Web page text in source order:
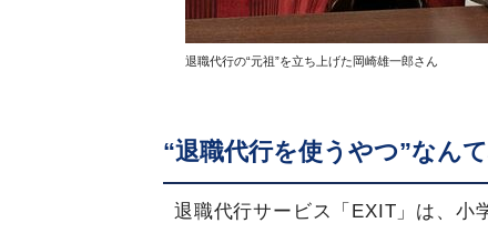
退職代行の“元祖”を立ち上げた岡崎雄一郎さん
“退職代行を使うやつ”なん
退職代行サービス「EXIT」は、小